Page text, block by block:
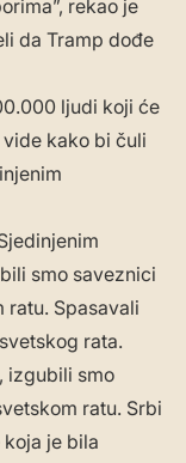
rekao je
da Tramp dođe
ljudi koji će
kako bi čuli
smo saveznici
ratu. Spasavali
rata.
izgubili smo
ratu. Srbi
je bila